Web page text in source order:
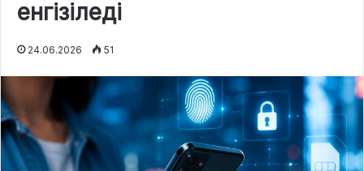
енгізіледі
24.06.2026 51